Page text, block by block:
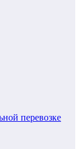
перевозке